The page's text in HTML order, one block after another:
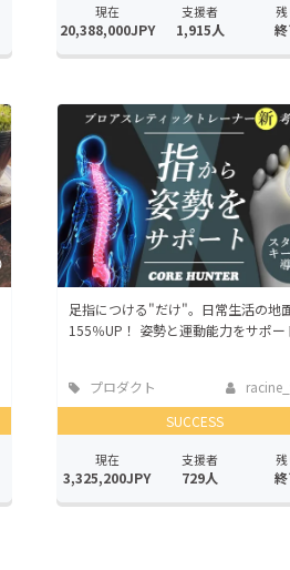
現在
20,388,000JPY
支援者
1,915人
残
足指につける"だけ"。日常生活の地
155％UP！ 姿勢と運動能力をサポー
プロダクト
SUCCESS
現在
3,325,200JPY
支援者
729人
残